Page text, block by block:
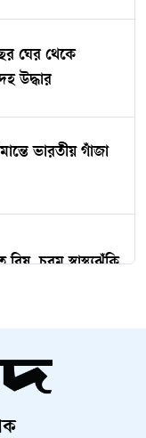
ঘের থেকে
উদ্ধার
ভারতীয় গাঁজা
চরম স্বাস্থ্যঝুঁকি
আহ্বান